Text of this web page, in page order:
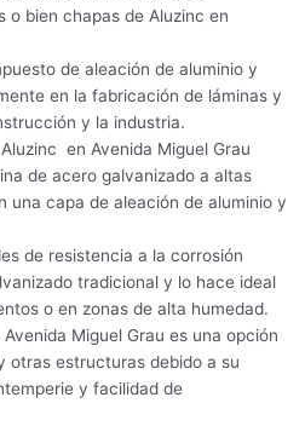
o bien chapas de Aluzinc en
de aleación de aluminio y
en la fabricación de láminas y
y la industria.
en Avenida Miguel Grau
de acero galvanizado a altas
una capa de aleación de aluminio y
de resistencia a la corrosión
tradicional y lo hace ideal
o en zonas de alta humedad.
Miguel Grau es una opción
otras estructuras debido a su
y facilidad de